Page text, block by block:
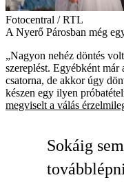
Fotocentral / RTL
A Nyerő Párosban még
„Nagyon nehéz döntés
szereplést. Egyébként már
csatorna, de akkor úgy
készen egy ilyen
megviselt a válás
Sokáig